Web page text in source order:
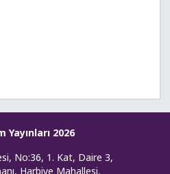
2026
No:36, 1. Kat, Daire 3,
Harbiye Mahallesi,